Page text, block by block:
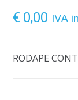
€ 0,00 IVA
RODAPE